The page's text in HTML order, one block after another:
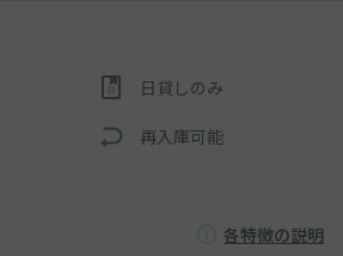
日貸しのみ
再入庫可能
各特徴の説明